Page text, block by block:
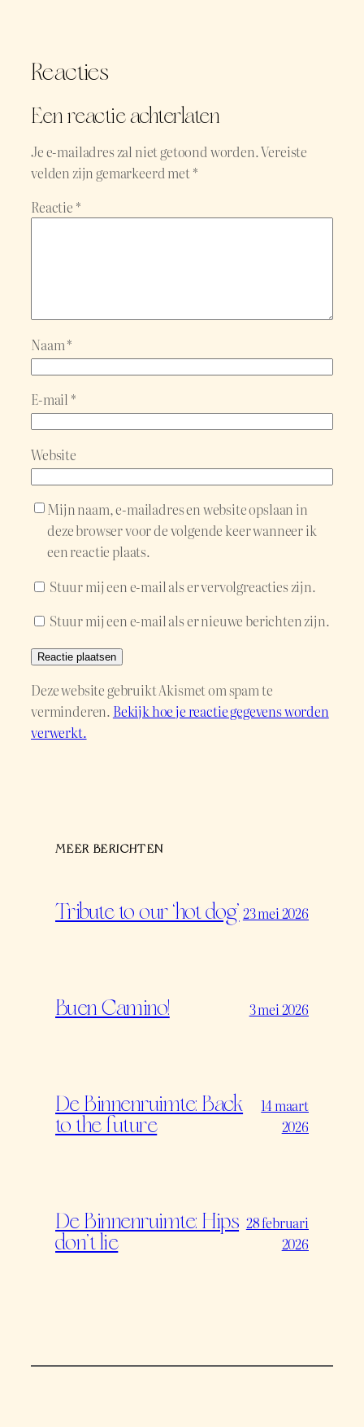
Reacties
Een reactie achterlaten
Je e-mailadres zal niet getoond worden.Vereiste
velden zijn gemarkeerd met*
Reactie *
Naam*
E-mail *
Website
Mijn naam, e-mailadres en website opslaan in
deze browser voor de volgende keer wanneer ik
een reactie plaats.
Stuur mij een e-mail als er vervolgreacties zijn.
Stuur mij een e-mail als er nieuwe berichten zijn.
Deze website gebruikt Akismet om spam te
verminderen. Bekijk hoe je reactie gegevens worden
verwerkt.
MEER BERICHTEN
Tribute to our ‘hot dog’ 23 mei 2026
Buen Camino! 3 mei 2026
De Binnenruimte: Back
to the future
14 maart
2026
De Binnenruimte: Hips
don’t lie
28 februari
2026